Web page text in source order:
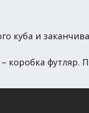
куба и
коробка